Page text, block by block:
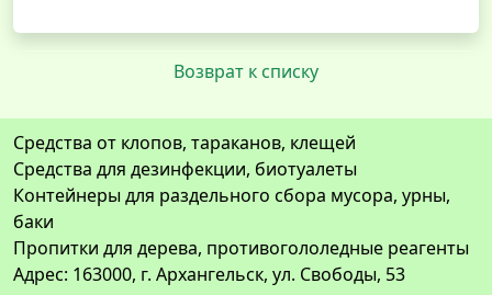
Возврат к списку
Средства от клопов, тараканов, клещей
Средства для дезинфекции, биотуалеты
Контейнеры для раздельного сбора мусора, урны,
баки
Пропитки для дерева, противогололедные реагенты
Адрес: 163000, г. Архангельск, ул. Свободы, 53